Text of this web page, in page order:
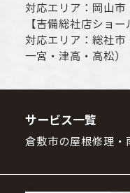
対応エリア： 岡山市
【吉備総社店ショー
対応エリア： 総社市
一宮・津高・高松）
サービス一覧
倉敷市の屋根修理・